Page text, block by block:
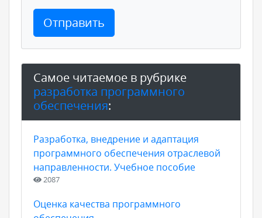
Отправить
Самое читаемое в рубрике
разработка программного
обеспечения:
Разработка, внедрение и адаптация
программного обеспечения отраслевой
направленности. Учебное пособие
2087
Оценка качества программного